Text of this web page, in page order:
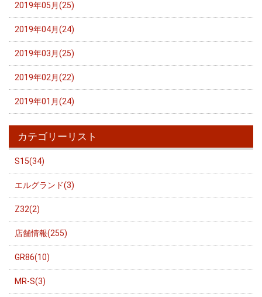
2019年05月(25)
2019年04月(24)
2019年03月(25)
2019年02月(22)
2019年01月(24)
カテゴリーリスト
S15(34)
エルグランド(3)
Z32(2)
店舗情報(255)
GR86(10)
MR-S(3)